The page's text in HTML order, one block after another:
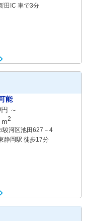
田IC 車で3分
能
円 ～
m2
駿河区池田627－4
静岡駅 徒歩17分